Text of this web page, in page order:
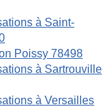
à Saint-
Poissy 78498
à Sartrouville
à Versailles